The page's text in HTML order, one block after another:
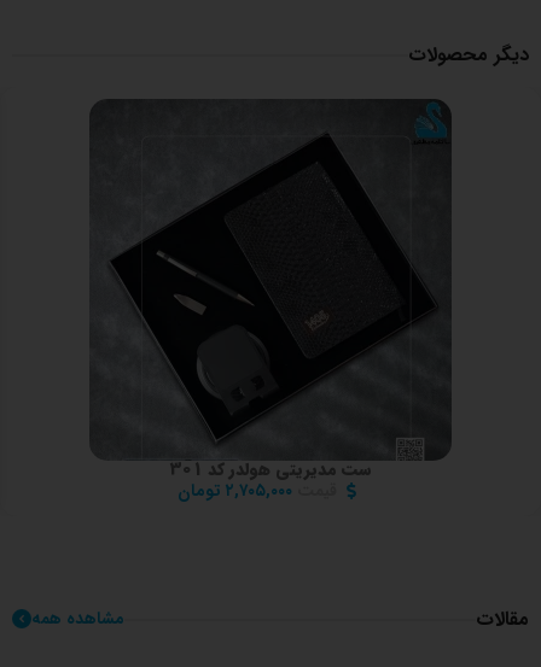
دیگر محصولات
ست مدیریتی هولدر کد 301
۲,۷۰۵,۰۰۰ تومان
مقالات مشاهده همه